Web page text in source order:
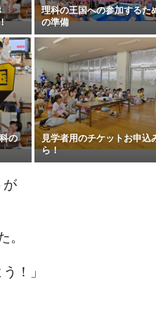
理科の王国への参加するた
の準備
の
見学者用のチケットお申込
ら！
が
。
！」